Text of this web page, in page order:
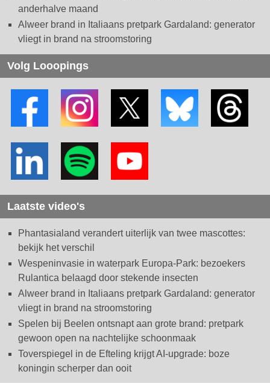
anderhalve maand
Alweer brand in Italiaans pretpark Gardaland: generator
vliegt in brand na stroomstoring
Volg Looopings
Laatste video's
Phantasialand verandert uiterlijk van twee mascottes:
bekijk het verschil
Wespeninvasie in waterpark Europa-Park: bezoekers
Rulantica belaagd door stekende insecten
Alweer brand in Italiaans pretpark Gardaland: generator
vliegt in brand na stroomstoring
Spelen bij Beelen ontsnapt aan grote brand: pretpark
gewoon open na nachtelijke schoonmaak
Toverspiegel in de Efteling krijgt AI-upgrade: boze
koningin scherper dan ooit